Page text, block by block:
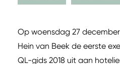
Op woensdag 27
Hein van Beek de eerste
QL-gids 2018 uit aan